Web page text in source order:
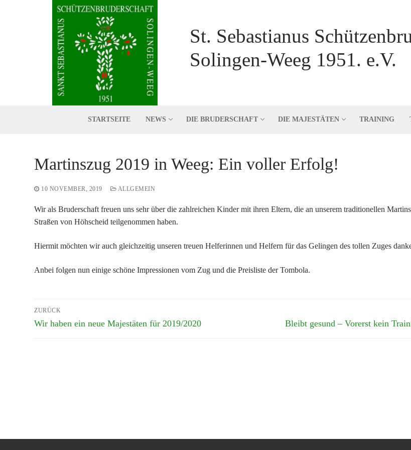
St. Sebastianus
Solingen-Weeg 1951. e.V.
STARTSEITE NEWS DIE BRUDERSCHAFT DIE MAJESTÄTEN TRAINING
Martinszug 2019 in Weeg: Ein voller Erfolg!
10 NOVEMBER, 2019 ALLGEMEIN
Wir als Bruderschaft freuen uns sehr über die zahlreichen Kinder mit ihren Eltern, die an unserem traditionellen
Straßen von Höhscheid teilgenommen haben.
Hiermit möchten wir auch gleichzeitig unseren treuen Helferinnen und Helfern für das Gelingen des tollen Zuges
Anbei folgen nun einige schöne Impressionen vom Zug und die Preisliste der Tombola.
Beitragsnavigation
ZURÜCK
Vorheriger
Wir haben ein neue Majestäten für 2019/2020
Nächster
Bleibt gesund – Vorerst kein